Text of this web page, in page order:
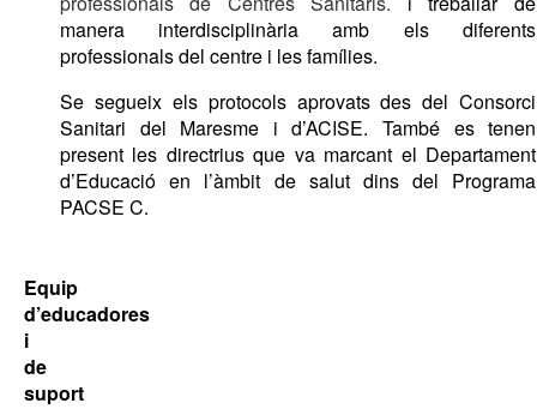
manera interdisciplinària amb els diferents
professionals del centre i les famílies.
Se segueix els protocols aprovats des del Consorci
Sanitari del Maresme i d’ACISE. També es tenen
present les directrius que va marcant el Departament
d’Educació en l’àmbit de salut dins del Programa
PACSE C.
Equip
d’educadores
i
de
suport